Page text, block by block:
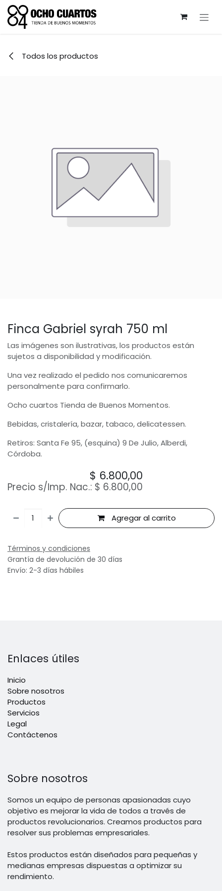
Ir al contenido
Todos los productos
Finca Gabriel syrah 750 ml
Las imágenes son ilustrativas, los productos están
sujetos a disponibilidad y modificación.
Una vez realizado el pedido nos comunicaremos
personalmente para confirmarlo.
Ocho cuartos Tienda de Buenos Momentos.
Bebidas, cristalería, bazar, tabaco, delicatessen.
Retiros: Santa Fe 95, (esquina) 9 De Julio, Alberdi,
Córdoba.
$ 6.800,00
Precio s/Imp. Nac.: $ 6.800,00
Agregar al carrito
Términos y condiciones
Grantía de devolución de 30 días
Envío: 2-3 días hábiles
Enlaces útiles
Inicio
Sobre nosotros
Productos
Servicios
Legal
Contáctenos
Sobre nosotros
Somos un equipo de personas apasionadas cuyo
objetivo es mejorar la vida de todos a través de
productos revolucionarios. Creamos productos para
resolver sus problemas empresariales.
Estos productos están diseñados para pequeñas y
medianas empresas dispuestas a optimizar su
rendimiento.